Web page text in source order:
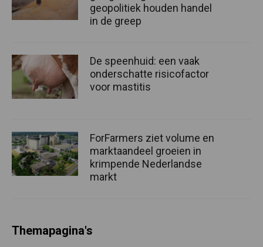
geopolitiek houden handel
in de greep
De speenhuid: een vaak
onderschatte risicofactor
voor mastitis
ForFarmers ziet volume en
marktaandeel groeien in
krimpende Nederlandse
markt
Themapagina's